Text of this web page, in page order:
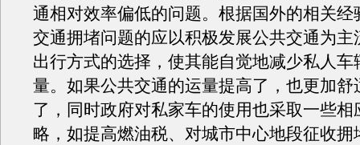
通相对效率偏低的问题。根据国外的相关经
交通拥堵问题的应以积极发展公共交通为主
出行方式的选择，使其能自觉地减少私人车
量。如果公共交通的运量提高了，也更加舒
了，同时政府对私家车的使用也采取一些相
略，如提高燃油税、对城市中心地段征收拥